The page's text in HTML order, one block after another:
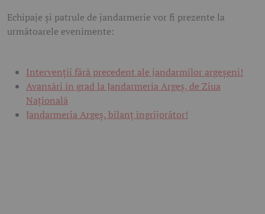
Echipaje și patrule de jandarmerie vor fi prezente la
următoarele evenimente:
Intervenții fără precedent ale jandarmilor argeșeni!
Avansări în grad la Jandarmeria Argeș, de Ziua
Națională
Jandarmeria Argeș, bilanț îngrijorător!